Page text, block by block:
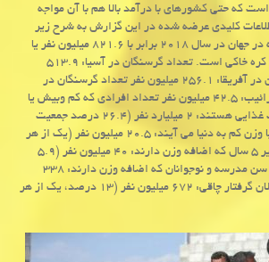
كه حتی كشورهای با درآمد بالا هم با آن مواجه
كلیدی عرضه شده در این گزارش به شرح زیر
است: تعداد افراد گرسنه در جهان در سال ۲۰۱۸ برابر با ۸۲۱.۶ میلیون نفر یا
یك نفر از هر ۹ نفر ساكن كره خاكی است. تعداد گرسنگان در آسیا: ۵۱۳.۹
میلیون نفر تعدد گرسنگان در آفریقا: ۲۵۶.۱ میلیون نفر تعداد گرسنگان در
آمریكای لاتین و منطقه كارائیب: ۴۲.۵ میلیون نفر تعداد افرادی كه كم وبیش یا
شدیداً گرفتار عدم امنیت غذایی هستند: ۲ میلیارد نفر (۲۶.۴ درصد جمعیت
جهان) تعداد نوزدانی كه با وزن كم به دنیا می آیند: ۲۰.۵ میلیون نفر (یك از هر
۷ نوزاد) تعداد كودكان زیر ۵ سال كه اضافه وزن دارند: ۴۰ میلیون نفر (۵.۹
درصد) تعداد كودكان در سن مدرسه و نوجوانان كه اضافه وزن دارند: ۳۳۸
میلیون نفر تعداد بزرگسالان گرفتار چاقی: ۶۷۲ میلیون نفر (۱۳ درصد، یك از هر